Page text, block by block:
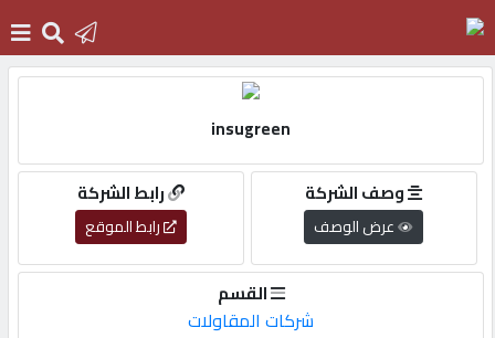
دخول
التسجيل
insugreen
رابط الشركة
رابط الموقع
وصف الشركة
عرض الوصف
القسم
شركات المقاولات